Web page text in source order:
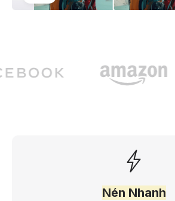
Nén Nhanh